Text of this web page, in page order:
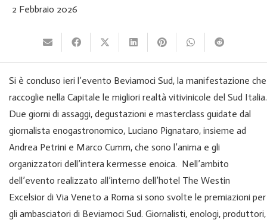
2 Febbraio 2026
Si è concluso ieri l’evento Beviamoci Sud, la manifestazione che
raccoglie nella Capitale le migliori realtà vitivinicole del Sud Italia.
Due giorni di assaggi, degustazioni e masterclass guidate dal
giornalista enogastronomico, Luciano Pignataro, insieme ad
Andrea Petrini e Marco Cumm, che sono l’anima e gli
organizzatori dell’intera kermesse enoica. Nell’ambito
dell’evento realizzato all’interno dell’hotel The Westin
Excelsior di Via Veneto a Roma si sono svolte le premiazioni per
gli ambasciatori di Beviamoci Sud. Giornalisti, enologi, produttori,